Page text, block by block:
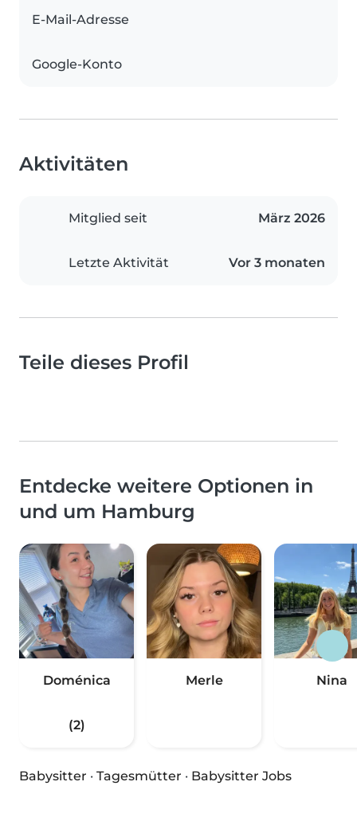
E-Mail-Adresse
Google-Konto
Aktivitäten
Mitglied seit März 2026
Letzte Aktivität Vor 3 monaten
Teile dieses Profil
Entdecke weitere Optionen in
und um Hamburg
Doménica
(2)
Merle Nina
Babysitter · Tagesmütter · Babysitter Jobs